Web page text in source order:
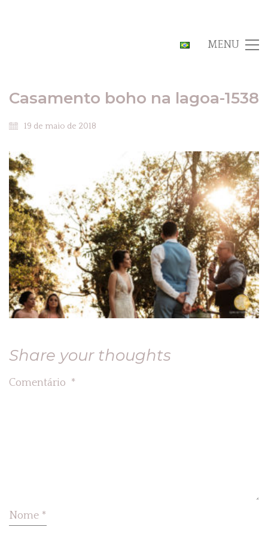
MENU
Casamento boho na lagoa-1538
19 de maio de 2018
Share your thoughts
Comentário *
Nome *